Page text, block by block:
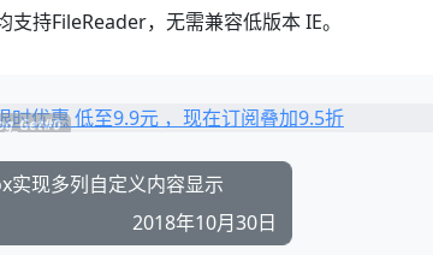
持FileReader，无需兼容低版本 IE。
实现多列自定义内容显示
2018年10月30日